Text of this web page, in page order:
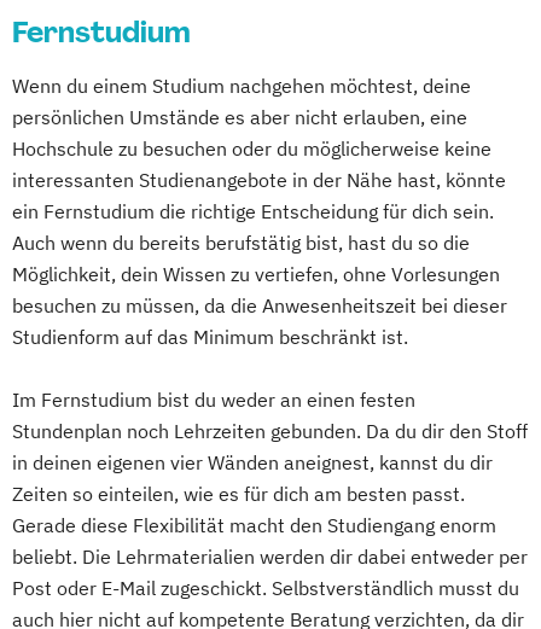
Digitalisierung und Transformation
Einführung in die IT-Sicherheit
Elektrische und hybride Antriebe
Elektro- und Informationstechnik
Elektrotechnik
Energieerzeugung aus Biomasse
Energieingenieurwesen
Energiespeichertechnik
Energieverfahrenstechnik
Engineering Management
Fahrzeugtechnik Game Design
Game Development
Gestaltung interaktiver Systeme
Grundlagen des Software Engineering
IT-Sicherheit Industriedesign
Informatik Ingenieurpsychologie
in der frühkindlichen Bildung
Gesundheitsmanagement
Heil­pädagogik und Inklusive Pädagogik
Informationsdesign – Fachkommunikation
für technische Produkte und Prozesse
Kindheitspädagogik
Kommunikationsdesign
Komplementäre Heilverfahren in der
Schmerztherapie
i.V.
Logopädie
Mechatronik
Medical Fitness & Athletic Management
Medizinalfachberufe
Naturheilkunde und komplementäre
Heilverfahren
Osteopathie i.V.
Fernstudium
Wenn du einem Studium nachgehen möchtest, deine
persönlichen Umstände es aber nicht erlauben, eine
Hochschule zu besuchen oder du möglicherweise keine
interessanten Studienangebote in der Nähe hast, könnte
ein Fernstudium die richtige Entscheidung für dich sein.
Auch wenn du bereits berufstätig bist, hast du so die
Möglichkeit, dein Wissen zu vertiefen, ohne Vorlesungen
besuchen zu müssen, da die Anwesenheitszeit bei dieser
Studienform auf das Minimum beschränkt ist.
Im Fernstudium bist du weder an einen festen
Stundenplan noch Lehrzeiten gebunden. Da du dir den Stoff
in deinen eigenen vier Wänden aneignest, kannst du dir
Zeiten so einteilen, wie es für dich am besten passt.
Gerade diese Flexibilität macht den Studiengang enorm
beliebt. Die Lehrmaterialien werden dir dabei entweder per
Post oder E-Mail zugeschickt. Selbstverständlich musst du
auch hier nicht auf kompetente Beratung verzichten, da dir